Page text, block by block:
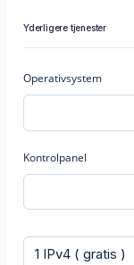
Yderligere tjenester
Operativsystem
Kontrolpanel